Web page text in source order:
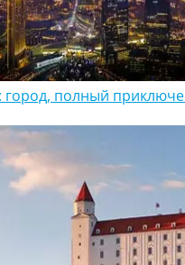
город, полный